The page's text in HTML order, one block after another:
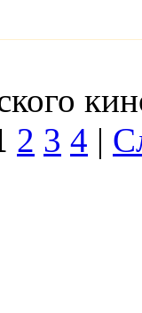
2 3 4 |